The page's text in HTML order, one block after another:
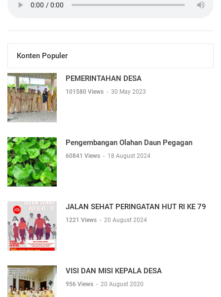
Konten Populer
PEMERINTAHAN DESA
101580 Views - 30 May 2023
Pengembangan Olahan Daun Pegagan
60841 Views - 18 August 2024
JALAN SEHAT PERINGATAN HUT RI KE 79
1221 Views - 20 August 2024
VISI DAN MISI KEPALA DESA
956 Views - 20 August 2020